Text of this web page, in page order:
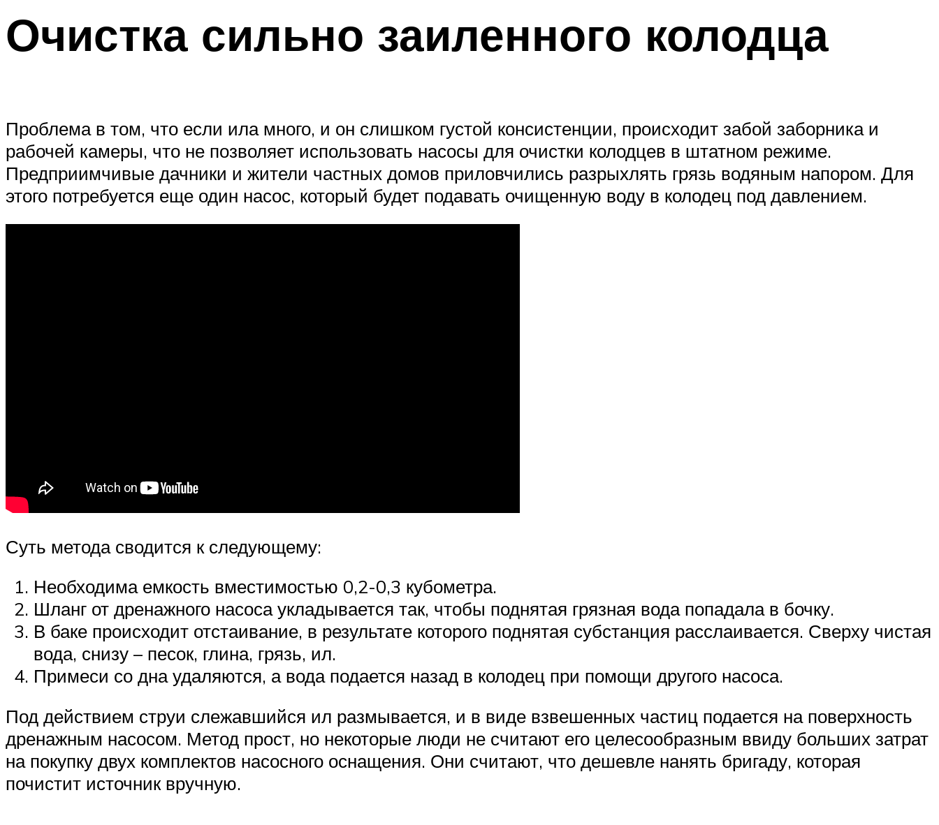
Очистка сильно заиленного колодца
Проблема в том, что если ила много, и он слишком густой консистенции, происходит забой заборника и
рабочей камеры, что не позволяет использовать насосы для очистки колодцев в штатном режиме.
Предприимчивые дачники и жители частных домов приловчились разрыхлять грязь водяным напором. Для
этого потребуется еще один насос, который будет подавать очищенную воду в колодец под давлением.
Суть метода сводится к следующему:
Необходима емкость вместимостью 0,2-0,3 кубометра.
Шланг от дренажного насоса укладывается так, чтобы поднятая грязная вода попадала в бочку.
В баке происходит отстаивание, в результате которого поднятая субстанция расслаивается. Сверху чистая
вода, снизу – песок, глина, грязь, ил.
Примеси со дна удаляются, а вода подается назад в колодец при помощи другого насоса.
Под действием струи слежавшийся ил размывается, и в виде взвешенных частиц подается на поверхность
дренажным насосом. Метод прост, но некоторые люди не считают его целесообразным ввиду больших затрат
на покупку двух комплектов насосного оснащения. Они считают, что дешевле нанять бригаду, которая
почистит источник вручную.